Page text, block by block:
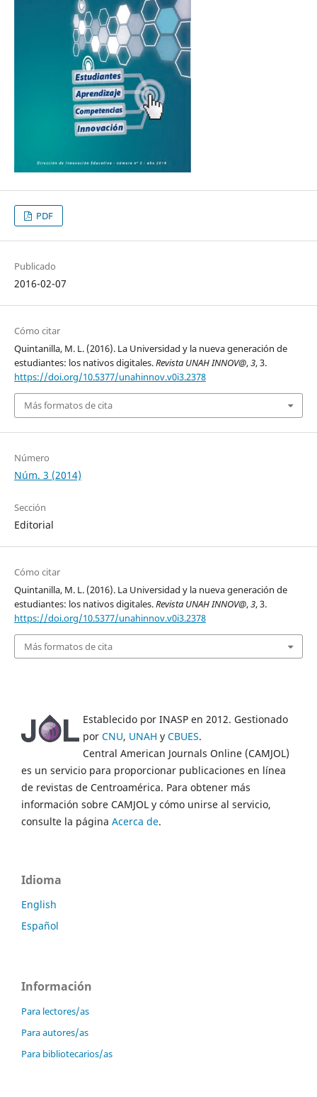
PDF
Publicado
2016-02-07
Cómo citar
Quintanilla, M. L. (2016). La Universidad y la nueva generación de
estudiantes: los nativos digitales.Revista UNAH INNOV@,3, 3.
https://doi.org/10.5377/unahinnov.v0i3.2378
Más formatos de cita
Número
Núm. 3 (2014)
Sección
Editorial
Cómo citar
Quintanilla, M. L. (2016). La Universidad y la nueva generación de
estudiantes: los nativos digitales.Revista UNAH INNOV@,3, 3.
https://doi.org/10.5377/unahinnov.v0i3.2378
Más formatos de cita
Establecido por INASP en 2012. Gestionado
por CNU, UNAH y CBUES.
Central American Journals Online (CAMJOL)
es un servicio para proporcionar publicaciones en línea
de revistas de Centroamérica. Para obtener más
información sobre CAMJOL y cómo unirse al servicio,
consulte la página Acerca de.
Idioma
English
Español
Información
Para lectores/as
Para autores/as
Para bibliotecarios/as